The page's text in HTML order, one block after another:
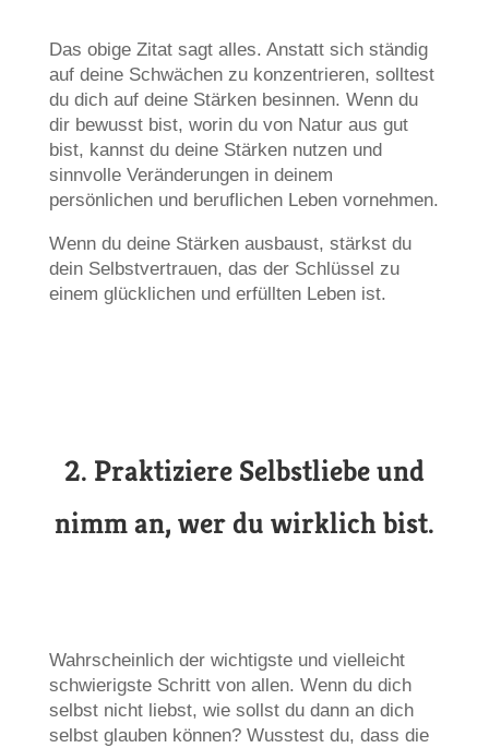
Das obige Zitat sagt alles. Anstatt sich ständig
auf deine Schwächen zu konzentrieren, solltest
du dich auf deine Stärken besinnen. Wenn du
dir bewusst bist, worin du von Natur aus gut
bist, kannst du deine Stärken nutzen und
sinnvolle Veränderungen in deinem
persönlichen und beruflichen Leben vornehmen.
Wenn du deine Stärken ausbaust, stärkst du
dein Selbstvertrauen, das der Schlüssel zu
einem glücklichen und erfüllten Leben ist.
2. Praktiziere Selbstliebe und
nimm an, wer du wirklich bist.
Wahrscheinlich der wichtigste und vielleicht
schwierigste Schritt von allen. Wenn du dich
selbst nicht liebst, wie sollst du dann an dich
selbst glauben können? Wusstest du, dass die